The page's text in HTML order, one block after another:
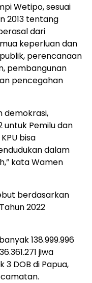
Wetipo, sesuai
2013 tentang
dari
keperluan dan
perencanaan
pembangunan
pencegahan
demokrasi,
untuk Pemilu dan
bisa
dalam
kata Wamen
berdasarkan
2022
138.999.996
jiwa
DOB di Papua,